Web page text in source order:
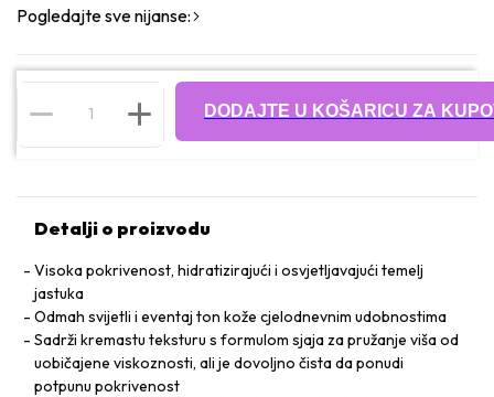
Pogledajte sve nijanse:
DODAJTE U KOŠARICU ZA
Detalji o proizvodu
Visoka pokrivenost, hidratizirajući i osvjetljavajući temelj
jastuka
Odmah svijetli i eventaj ton kože cjelodnevnim udobnostima
Sadrži kremastu teksturu s formulom sjaja za pružanje viša od
uobičajene viskoznosti, ali je dovoljno čista da ponudi
potpunu pokrivenost